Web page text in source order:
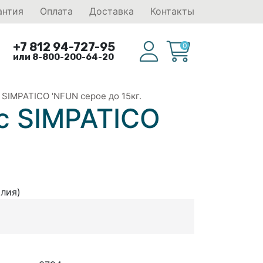
Оплата Доставка Контакты
+7 812 94-727-95
или 8-800-200-64-20
0
'NFUN серое до 15кг.